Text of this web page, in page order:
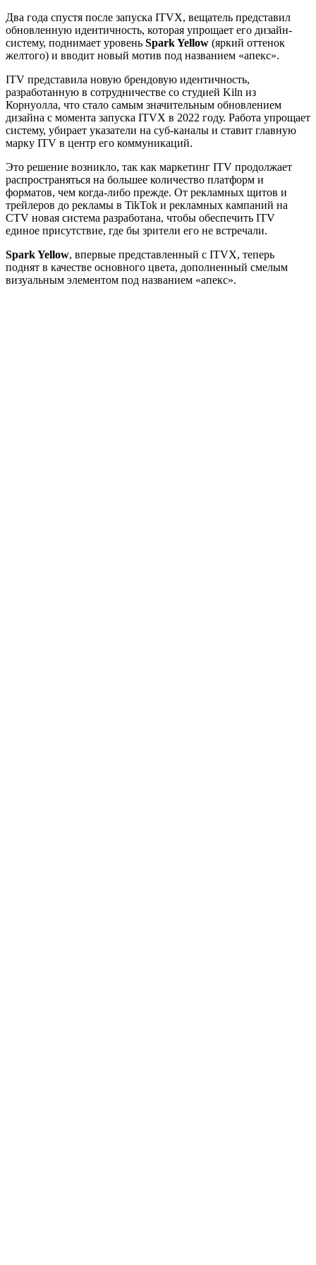
Два года спустя после запуска ITVX, вещатель представил
обновленную идентичность, которая упрощает его дизайн-
систему, поднимает уровень Spark Yellow (яркий оттенок
желтого) и вводит новый мотив под названием «апекс».
ITV представила новую брендовую идентичность,
разработанную в сотрудничестве со студией Kiln из
Корнуолла, что стало самым значительным обновлением
дизайна с момента запуска ITVX в 2022 году. Работа упрощает
систему, убирает указатели на суб-каналы и ставит главную
марку ITV в центр его коммуникаций.
Это решение возникло, так как маркетинг ITV продолжает
распространяться на большее количество платформ и
форматов, чем когда-либо прежде. От рекламных щитов и
трейлеров до рекламы в TikTok и рекламных кампаний на
CTV новая система разработана, чтобы обеспечить ITV
единое присутствие, где бы зрители его не встречали.
Spark Yellow, впервые представленный с ITVX, теперь
поднят в качестве основного цвета, дополненный смелым
визуальным элементом под названием «апекс».